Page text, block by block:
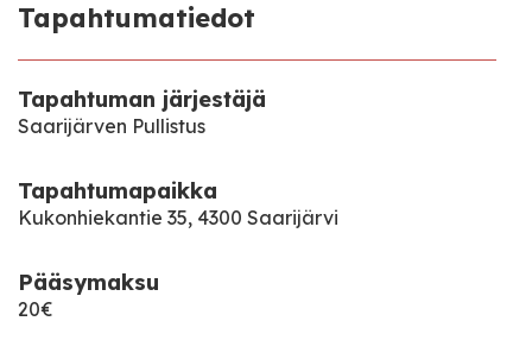
Tapahtumatiedot
Tapahtuman järjestäjä
Saarijärven Pullistus
Tapahtumapaikka
Kukonhiekantie 35, 4300 Saarijärvi
Pääsymaksu
20€